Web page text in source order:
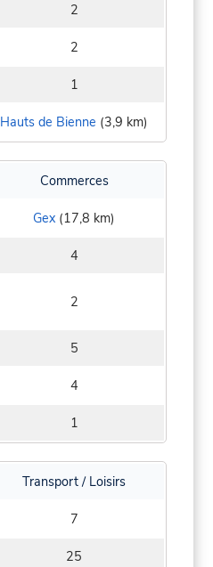
2
2
1
Hauts de Bienne (3,9 km)
Commerces
Gex (17,8 km)
4
2
5
4
1
Transport / Loisirs
7
25